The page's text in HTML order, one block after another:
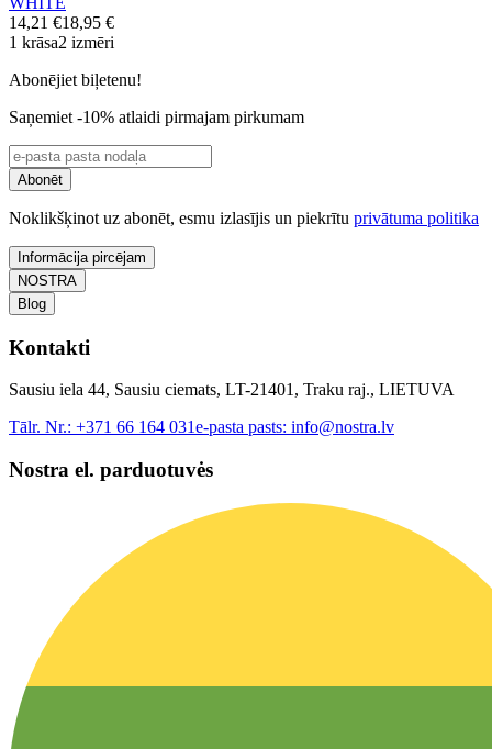
14,21 €18,95 €
1 krāsa2 izmēri
Abonējiet biļetenu!
Saņemiet -10% atlaidi pirmajam pirkumam
Abonēt
Noklikšķinot uz abonēt, esmu izlasījis un piekrītu privātuma politika
Informācija pircējam
NOSTRA
Blog
Kontakti
Sausiu iela 44, Sausiu ciemats, LT-21401, Traku raj., LIETUVA
Tālr. Nr.: +371 66 164 031e-pasta pasts: info@nostra.lv
Nostra el. parduotuvės